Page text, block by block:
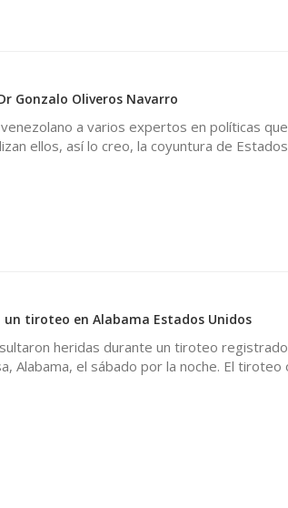
Gonzalo Oliveros Navarro
a varios expertos en políticas
ellos, así lo creo, la coyuntura de
tiroteo en Alabama Estados Unidos
heridas durante un tiroteo
Alabama, el sábado por la noche. El tiroteo